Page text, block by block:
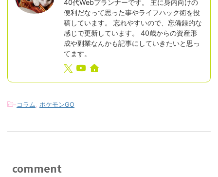
40代Webプランナーです。 主に身内向けの
便利だなって思った事やライフハック術を投
稿しています。 忘れやすいので、忘備録的な
感じで更新しています。 40歳からの資産形
成や副業なんかも記事にしていきたいと思っ
てます。
-コラム ポケモンGO
comment